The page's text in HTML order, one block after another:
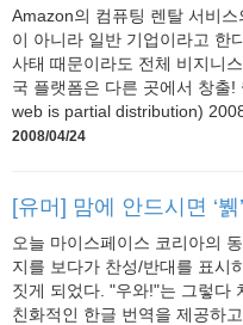
Amazon의 컴퓨팅 렌탈 서비
이 아니라 일반 기업이라고 한
사태 때문이라도 전체 비지니
국 플랫폼은 다른 곳에서 창출
web is partial distribution)
2008/04/24
[유머] 맘에 안드시면 ‘
오늘 마이스페이스 코리아의
지를 보다가 찬성/반대를 표시
짓게 되었다. "우와!"는 그렇다
친화적인 한글 번역을 제공하